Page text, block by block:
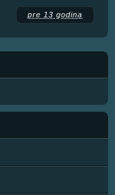
pre 13 godina